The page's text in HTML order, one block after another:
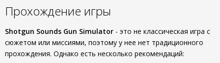
Прохождение игры
Shotgun Sounds Gun Simulator - это не классическая игра с
сюжетом или миссиями, поэтому у нее нет традиционного
прохождения. Однако есть несколько рекомендаций: